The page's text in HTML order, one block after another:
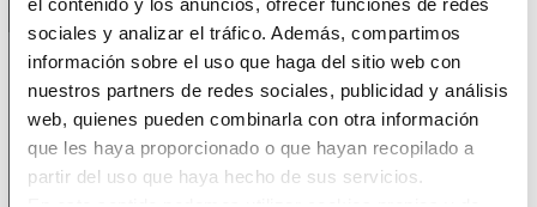
el contenido y los anuncios, ofrecer funciones de redes
sociales y analizar el tráfico. Además, compartimos
información sobre el uso que haga del sitio web con
nuestros partners de redes sociales, publicidad y análisis
web, quienes pueden combinarla con otra información
que les haya proporcionado o que hayan recopilado a
partir del uso que haya hecho de sus servicios.
1 / 1